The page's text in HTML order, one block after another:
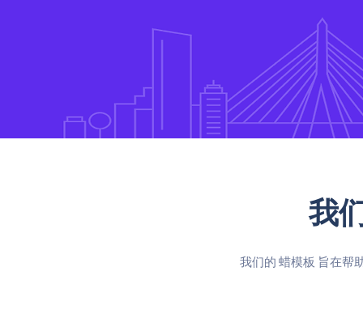
我
我们的 蜡模板 旨在帮